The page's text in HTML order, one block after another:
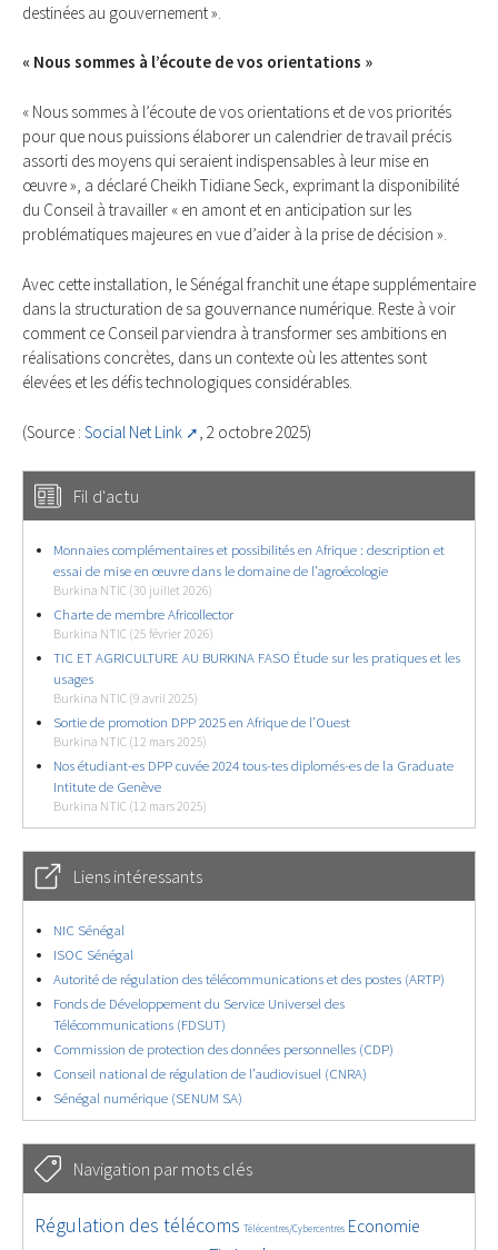
destinées au gouvernement ».
« Nous sommes à l’écoute de vos orientations »
« Nous sommes à l’écoute de vos orientations et de vos priorités
pour que nous puissions élaborer un calendrier de travail précis
assorti des moyens qui seraient indispensables à leur mise en
œuvre », a déclaré Cheikh Tidiane Seck, exprimant la disponibilité
du Conseil à travailler « en amont et en anticipation sur les
problématiques majeures en vue d’aider à la prise de décision ».
Avec cette installation, le Sénégal franchit une étape supplémentaire
dans la structuration de sa gouvernance numérique. Reste à voir
comment ce Conseil parviendra à transformer ses ambitions en
réalisations concrètes, dans un contexte où les attentes sont
élevées et les défis technologiques considérables.
(Source : Social Net Link , 2 octobre 2025)
Fil d'actu
Monnaies complémentaires et possibilités en Afrique : description et
essai de mise en œuvre dans le domaine de l’agroécologie
Burkina NTIC (30 juillet 2026)
Charte de membre Africollector
Burkina NTIC (25 février 2026)
TIC ET AGRICULTURE AU BURKINA FASO Étude sur les pratiques et les
usages
Burkina NTIC (9 avril 2025)
Sortie de promotion DPP 2025 en Afrique de l’Ouest
Burkina NTIC (12 mars 2025)
Nos étudiant-es DPP cuvée 2024 tous-tes diplomés-es de la Graduate
Intitute de Genève
Burkina NTIC (12 mars 2025)
Liens intéressants
NIC Sénégal
ISOC Sénégal
Autorité de régulation des télécommunications et des postes (ARTP)
Fonds de Développement du Service Universel des
Télécommunications (FDSUT)
Commission de protection des données personnelles (CDP)
Conseil national de régulation de l’audiovisuel (CNRA)
Sénégal numérique (SENUM SA)
Navigation par mots clés
4600/5540
Régulation des télécoms
346/5540 Télécentres/Cybercentres
3685/5540
Economie